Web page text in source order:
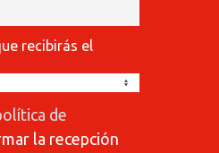
recibirás el
de
la recepción